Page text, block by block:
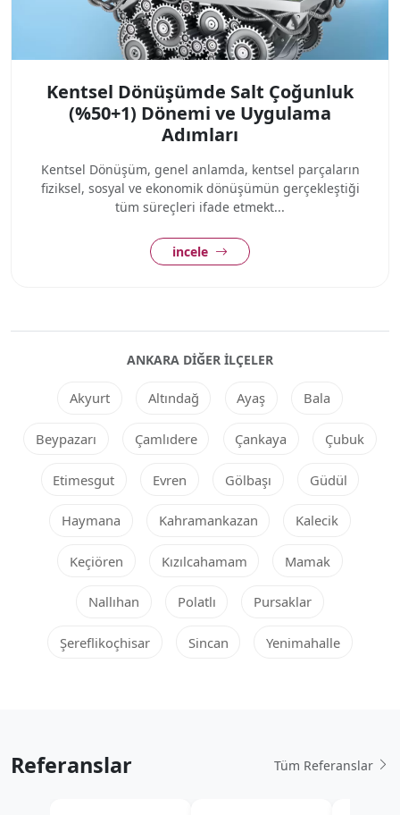
Kentsel Dönüşümde Salt Çoğunluk
(%50+1) Dönemi ve Uygulama
Adımları
Kentsel Dönüşüm, genel anlamda, kentsel parçaların
fiziksel, sosyal ve ekonomik dönüşümün gerçekleştiği
tüm süreçleri ifade etmekt...
incele
ANKARA DIĞER ILÇELER
Akyurt Altındağ Ayaş Bala
Beypazarı Çamlıdere Çankaya Çubuk
Etimesgut Evren Gölbaşı Güdül
Haymana Kahramankazan Kalecik
Keçiören Kızılcahamam Mamak
Nallıhan Polatlı Pursaklar
Şereflikoçhisar Sincan Yenimahalle
Referanslar Tüm Referanslar